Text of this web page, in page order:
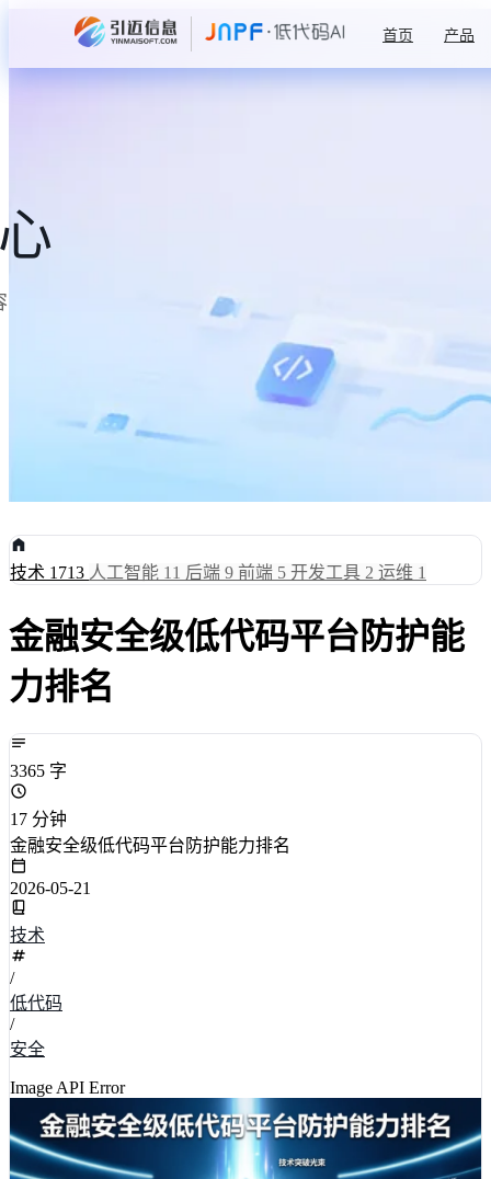
首页 产品
技术 1713 人工智能 11 后端 9 前端 5 开发工具 2 运维 1
金融安全级低代码平台防护能
力排名
3365 字
17 分钟
金融安全级低代码平台防护能力排名
2026-05-21
技术
/
低代码
/
安全
Image API Error